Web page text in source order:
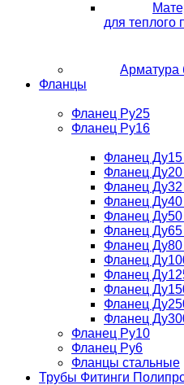
для теплого
Арматура
Фланцы
Фланец Ру25
Фланец Ру16
Фланец
Фланец
Фланец
Фланец
Фланец
Фланец
Фланец
Фланец
Фланец
Фланец
Фланец
Фланец
Фланец Ру10
Фланец Ру6
Фланцы стальные
Трубы Фитинги